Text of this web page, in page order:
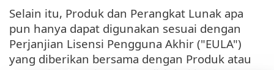
Selain itu, Produk dan Perangkat Lunak apa
pun hanya dapat digunakan sesuai dengan
Perjanjian Lisensi Pengguna Akhir ("EULA")
yang diberikan bersama dengan Produk atau